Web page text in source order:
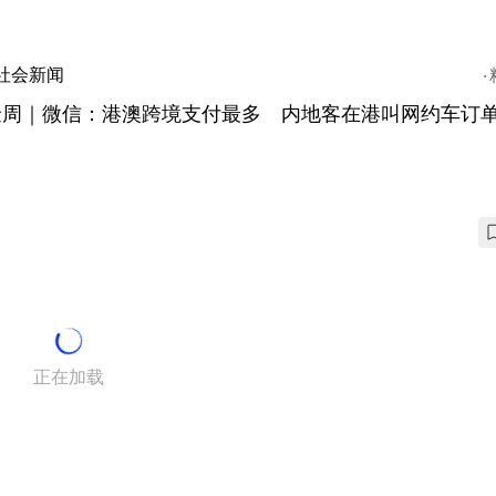
会新闻
｜微信：港澳跨境支付最多 内地客在港叫网约车订
正在加载